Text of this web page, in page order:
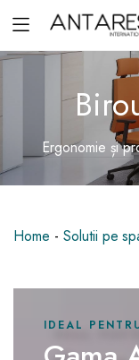
Ergonomie și
Home - Solutii pe
IDEAL